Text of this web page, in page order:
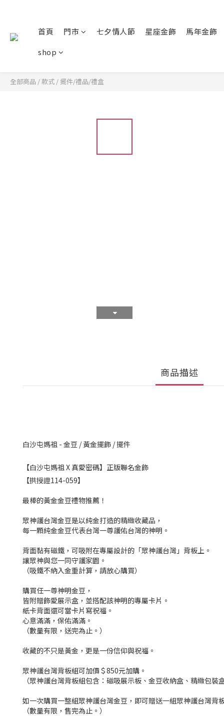
首頁 門市 七夕情人節 星座金飾 馬年金飾
shop
全部商品 /款式 /擺件/禮品/禮盒
商品描述
白沙屯媽祖 - 金豆 / 黃金擺飾 / 擺件
【白沙屯媽祖 X 真愛密碼】正版聯名金飾
【拱授證114-059】
最棒的黃金金豆禮物推薦！
眾神護台灣金豆是以純金打造的精緻收藏品，
每一顆純金金豆代表台灣一尊護佑台灣的神明。
背面黏有磁鐵，可吸附在專屬設計的「眾神護台灣」背板上。
讓眾神與您一同守護家園。
（吸鐵不納入金重計算，請放心購買）
購買任一尊神明金豆，
皆附贈飾愛展示盒，並搭配該神明的專屬卡片。
紙卡背面還可當卡片寫祝福。
心意滿滿，保佑滿滿。
（數量有限，送完為止。）
收藏的不只是黃金，更是一份信仰與祝福。
眾神護台灣背板組可加價＄850元加購。
（眾神護台灣背板組包含：磁吸展示板、金豆收納盒、精緻包裝盒
如一次購買一整組眾神護台灣金豆，即可贈送一組眾神護台灣背
（數量有限，售完為止。）